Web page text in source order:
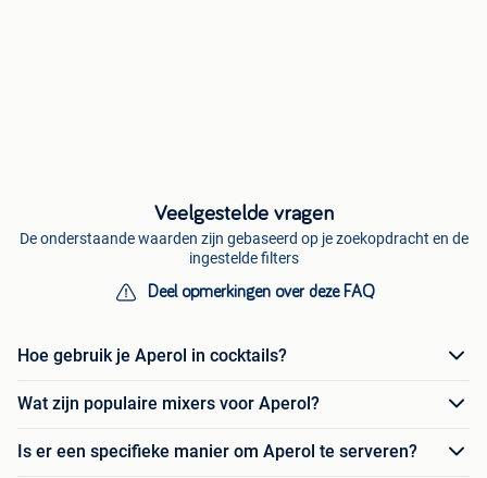
Veelgestelde vragen
De onderstaande waarden zijn gebaseerd op je zoekopdracht en de
ingestelde filters
Deel opmerkingen over deze FAQ
Hoe gebruik je Aperol in cocktails?
Wat zijn populaire mixers voor Aperol?
Is er een specifieke manier om Aperol te serveren?